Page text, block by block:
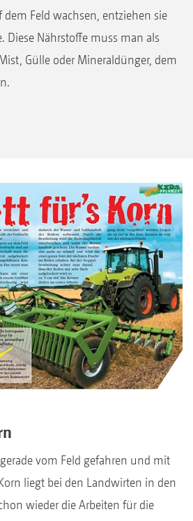
Feld wachsen, entziehen sie
Diese Nährstoffe muss man als
Gülle oder Mineraldünger, dem
vom Feld gefahren und mit
liegt bei den Landwirten in den
wieder die Arbeiten für die